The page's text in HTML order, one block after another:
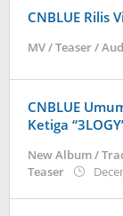
CNBLUE Rilis
MV / Teaser /
CNBLUE
Ketiga
New Album /
Teaser